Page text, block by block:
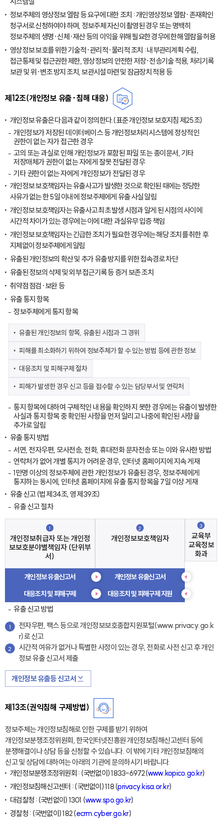
정보주체의 영상정보 열람 등 요구에 대한 조치 : 개인영상정보 열람·존재확인
청구서로 신청하여야 하며, 정보주체 자신이 촬영된 경우 또는 명백히
정보주체의 생명·신체·재산 등의 이익을 위해 필요한 경우에 한해 열람을 허용
영상정보 보호를 위한 기술적·관리적·물리적 조치 : 내부관리계획 수립,
접근통제 및 접근권한 제한, 영상정보의 안전한 저장·전송기술 적용, 처리기록
보관 및 위·변조 방지 조치, 보관시설 마련 및 잠금장치 적용 등
제12조(개인정보 유출·침해 대응)
개인정보 유출은 다음과 같이 정의한다.(표준 개인정보 보호지침 제25조)
개인정보가 저장된 데이터베이스 등 개인정보처리시스템에 정상적인
권한이 없는 자가 접근한 경우
고의 또는 과실로 인해 개인정보가 포함된 파일 또는 종이문서, 기타
저장매체가 권한이 없는 자에게 잘못 전달된 경우
기타 권한이 없는 자에게 개인정보가 전달된 경우
개인정보 보호책임자는 유출사고가 발생한 것으로 확인된 때에는 정당한
사유가 없는 한 5일 이내에 정보주체에게 유출 사실 알림
개인정보 보호책임자는 유출사고 최초 발생 시점과 알게 된 시점의 사이에
시간적 차이가 있는 경우에는 이에 대한 과실유무 입증 책임
개인정보 보호책임자는 긴급한 조치가 필요한 경우에는 해당 조치를 취한 후
지체없이 정보주체에게 알림
유출된 개인정보의 확산 및 추가 유출 방지를 위한 접속경로 차단
유출된 정보의 삭제 및 외부 접근기록 등 증거 보존 조치
취약점 점검·보완 등
유출 통지 항목
정보주체에게 통지 항목
유출된 개인정보의 항목, 유출된 시점과 그 경위
피해를 최소화하기 위하여 정보주체가 할 수 있는 방법 등에 관한 정보
대응조치 및 피해구제 절차
피해가 발생한 경우 신고 등을 접수할 수 있는 담당부서 및 연락처
통지 항목에 대하여 구체적인 내용을 확인하지 못한 경우에는 유출이 발생한
사실과 통지 항목 중 확인된 사항을 먼저 알리고 나중에 확인된 사항을
추가로 알림
유출 통지 방법
서면, 전자우편, 모사전송, 전화, 휴대전화 문자전송 또는 이와 유사한 방법
연락처가 없어 개별 통지가 어려운 경우, 인터넷 홈페이지에 지속 게재
1만명 이상의 정보주체에 관한 개인정보가 유출된 경우, 정보주체에게
통지하는 동시에, 인터넷 홈페이지에 유출 통지 항목을 7일 이상 게재
유출 신고 (법 제34조, 영 제39조)
유출 신고 절차
1
개인정보취급자 또는 개인정
보보호분야별책임자 (단위부
서)
개인정보 유출신고서
대응조치 및 피해구제
2
개인정보보호책임자
개인정보 유출신고서
대응조치 및 피해구제 지원
3
교육부
교육정보
화과
유출 신고 방법
1
전자우편, 팩스 등으로 개인정보보호종합지원포털(www.privacy.go.k
r)로 신고
2
시간적 여유가 없거나 특별한 사정이 있는 경우, 전화로 사전 신고 후 개인
정보 유출 신고서 제출
개인정보 유출등 신고서
제13조(권익침해 구제방법)
정보주체는 개인정보침해로 인한 구제를 받기 위하여
개인정보분쟁조정위원회, 한국인터넷진흥원 개인정보침해신고센터 등에
분쟁해결이나 상담 등을 신청할 수 있습니다. 이 밖에 기타 개인정보침해의
신고 및 상담에 대하여는 아래의 기관에 문의하시기 바랍니다.
개인정보분쟁조정위원회 : (국번없이) 1833-6972(www.kopico.go.kr)
개인정보침해신고센터 : (국번없이) 118 (privacy.kisa.or.kr)
대검찰청 : (국번없이) 1301 (www.spo.go.kr)
경찰청 : (국번없이) 182 (ecrm.cyber.go.kr)